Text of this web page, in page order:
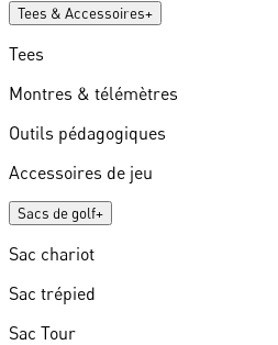
Tees & Accessoires+
Tees
Montres & télémètres
Outils pédagogiques
Accessoires de jeu
Sacs de golf+
Sac chariot
Sac trépied
Sac Tour